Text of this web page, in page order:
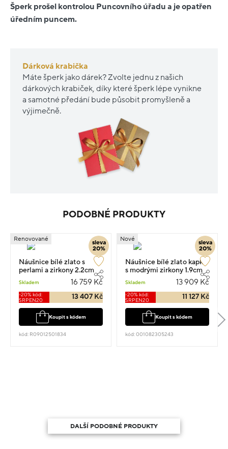
Šperk prošel kontrolou Puncovního úřadu a je opatřen
úředním puncem.
Dárková krabička
Máte šperk jako dárek? Zvolte jednu z našich
dárkových krabiček, díky které šperk lépe vynikne
a samotné předání bude působit promyšleně a
výjimečně.
PODOBNÉ PRODUKTY
sleva
20%
Renovované
Náušnice bílé zlato s
perlami a zirkony 2.2cm
Skladem 16 759 Kč
-20% kód:
SRPEN20
13 407 Kč
Koupit s kódem
kód: R09012501834
sleva
20%
Nové
Náušnice bílé zlato kapka
s modrými zirkony 1.9cm
Skladem 13 909 Kč
-20% kód:
SRPEN20
11 127 Kč
Koupit s kódem
kód: 001082305243
DALŠÍ PODOBNÉ PRODUKTY